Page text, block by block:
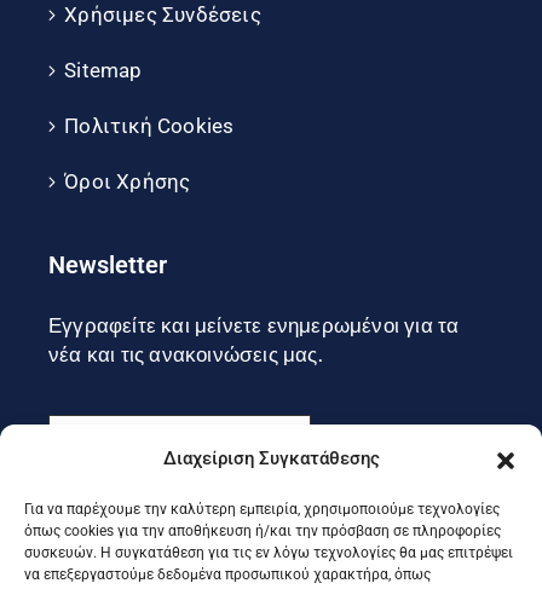
Διαχείριση Συγκατάθεσης
Για να παρέχουμε την καλύτερη εμπειρία, χρησιμοποιούμε τεχνολογίες
όπως cookies για την αποθήκευση ή/και την πρόσβαση σε πληροφορίες
συσκευών. Η συγκατάθεση για τις εν λόγω τεχνολογίες θα μας επιτρέψει
να επεξεργαστούμε δεδομένα προσωπικού χαρακτήρα, όπως
Χρήσιμες Συνδέσεις
Sitemap
Πολιτική Cookies
Όροι Χρήσης
Newsletter
Εγγραφείτε και μείνετε ενημερωμένοι για τα
νέα και τις ανακοινώσεις μας.
Εγγραφή